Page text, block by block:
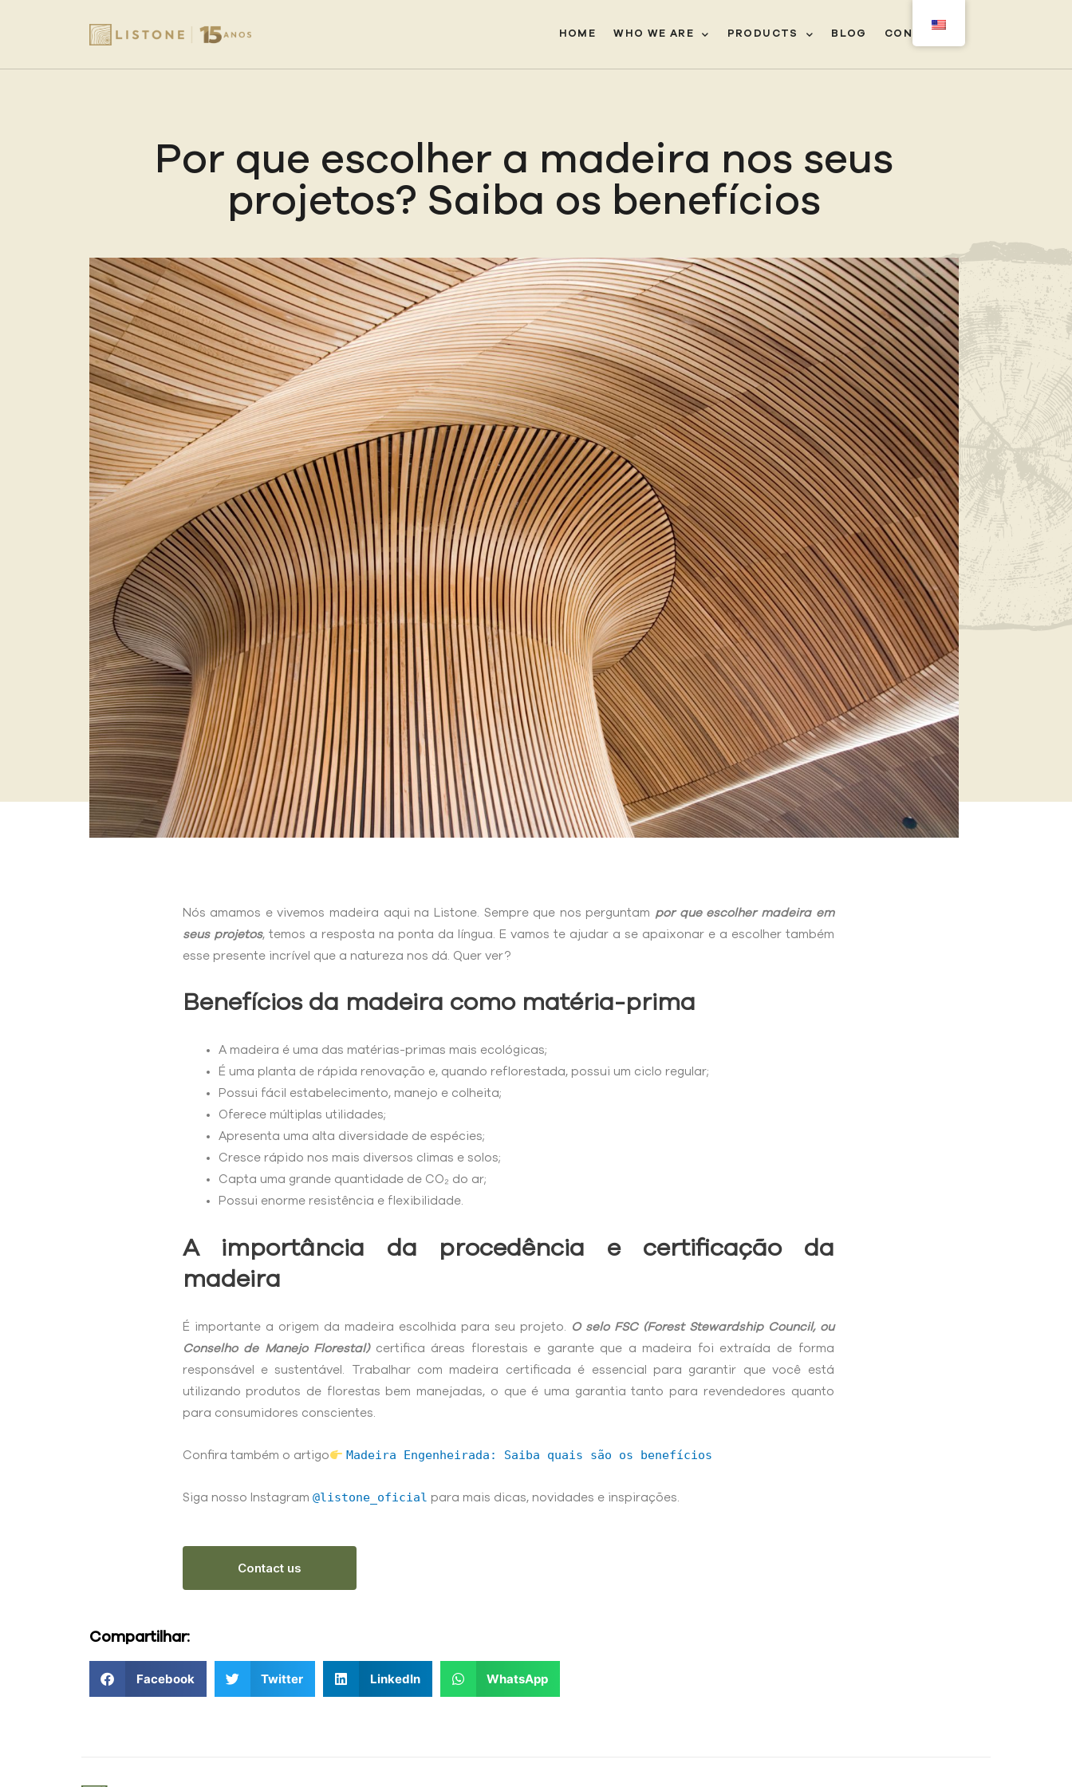
HOME WHO WE ARE PRODUCTS BLOG CONTACT
Por que escolher a madeira nos seus
projetos? Saiba os benefícios
Nós amamos e vivemos madeira aqui na Listone. Sempre que nos perguntam por que escolher madeira em
seus projetos, temos a resposta na ponta da língua. E vamos te ajudar a se apaixonar e a escolher também
esse presente incrível que a natureza nos dá. Quer ver?
Benefícios da madeira como matéria-prima
A madeira é uma das matérias-primas mais ecológicas;
É uma planta de rápida renovação e, quando reflorestada, possui um ciclo regular;
Possui fácil estabelecimento, manejo e colheita;
Oferece múltiplas utilidades;
Apresenta uma alta diversidade de espécies;
Cresce rápido nos mais diversos climas e solos;
Capta uma grande quantidade de CO₂ do ar;
Possui enorme resistência e flexibilidade.
A importância da procedência e certificação da
madeira
É importante a origem da madeira escolhida para seu projeto.
O selo FSC (Forest Stewardship Council, ou
Conselho de Manejo Florestal)certifica áreas florestais e garante que a madeira foi extraída de forma
responsável e sustentável. Trabalhar com madeira certificada é essencial para garantir que você está
utilizando produtos de florestas bem manejadas, o que é uma garantia tanto para revendedores quanto
para consumidores conscientes.
Confira também o artigo Madeira Engenheirada: Saiba quais são os benefícios
Siga nosso Instagram @listone_oficial para mais dicas, novidades e inspirações.
Contact us
Compartilhar:
Facebook Twitter LinkedIn WhatsApp